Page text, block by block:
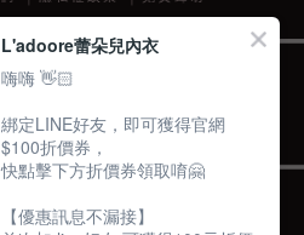
L'adoore蕾朵兒內衣
嗨嗨 👋🏻
綁定LINE好友，即可獲得官網
$100折價券，
快點擊下方折價券領取唷🤗
【優惠訊息不漏接】